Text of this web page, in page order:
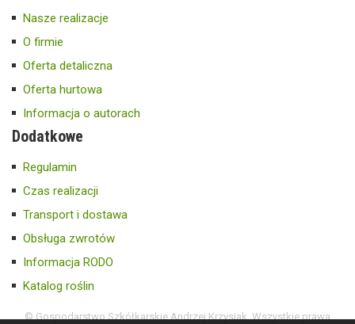
Nasze realizacje
O firmie
Oferta detaliczna
Oferta hurtowa
Informacja o autorach
Dodatkowe
Regulamin
Czas realizacji
Transport i dostawa
Obsługa zwrotów
Informacja RODO
Katalog roślin
© Gospodarstwo Szkółkarskie Andrzej Krzysiak. Wszystkie prawa